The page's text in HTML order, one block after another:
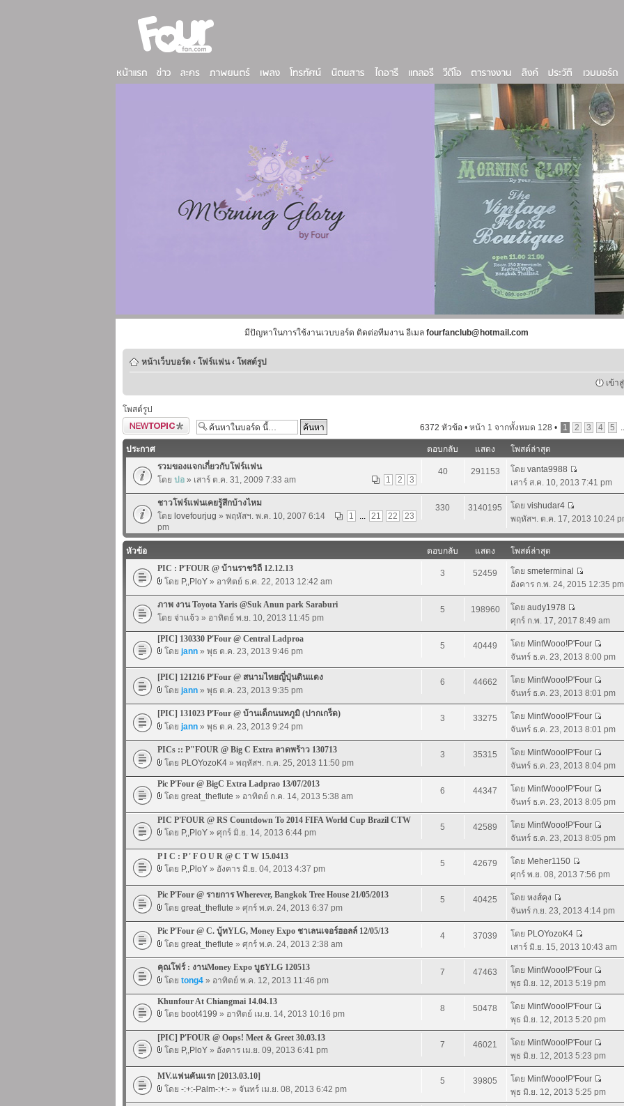
มีปัญหาในการใช้งานเวบบอร์ด ติดต่อทีมงาน อีเมล fourfanclub@hotmail.com
หน้าเว็บบอร์ด ‹ โฟร์แฟน ‹ โพสต์รูป
เข้า
โพสต์รูป
ตั้งกระทู้ใหม่
6372 หัวข้อ • หน้า 1 จากทั้งหมด 128 • 1 2 3 4 5
ประกาศ ตอบกลับ แสดง
โพสต์ล่าสุด
รวมของแจกเกี่ยวกับโฟร์แฟน
1
2 3
โดย ปอ » เสาร์ ต.ค. 31, 2009 7:33 am
40 291153 โดย vanta9988
เสาร์ ส.ค. 10, 2013 7:41 pm
ชาวโฟร์แฟนเคยรู้สึกบ้างไหม
1
... 21 22 23
โดย lovefourjug » พฤหัสฯ. พ.ค. 10, 2007 6:14
pm
330 3140195 โดย vishudar4
พฤหัสฯ. ต.ค. 17, 2013 10:24
หัวข้อ ตอบกลับ แสดง
โพสต์ล่าสุด
PIC : P'FOUR @ บ้านราชวิถี 12.12.13
โดย P,,PloY » อาทิตย์ ธ.ค. 22, 2013 12:42 am
3 52459 โดย smeterminal
อังคาร ก.พ. 24, 2015 12:35 pm
ภาพ งาน Toyota Yaris @Suk Anun park Saraburi
โดย จ่าเเจ้ว » อาทิตย์ พ.ย. 10, 2013 11:45 pm
5 198960 โดย audy1978
ศุกร์ ก.พ. 17, 2017 8:49 am
[PIC] 130330 P'Four @ Central Ladproa
โดย jann » พุธ ต.ค. 23, 2013 9:46 pm
5 40449 โดย MintWooo!P'Four
จันทร์ ธ.ค. 23, 2013 8:00 pm
[PIC] 121216 P'Four @ สนามไทยญี่ปุ่นดินแดง
โดย jann » พุธ ต.ค. 23, 2013 9:35 pm
6 44662 โดย MintWooo!P'Four
จันทร์ ธ.ค. 23, 2013 8:01 pm
[PIC] 131023 P'Four @ บ้านเด็กนนทภูมิ (ปากเกร็ด)
โดย jann » พุธ ต.ค. 23, 2013 9:24 pm
3 33275 โดย MintWooo!P'Four
จันทร์ ธ.ค. 23, 2013 8:01 pm
PICs :: P"FOUR @ Big C Extra ลาดพร้าว 130713
โดย PLOYozoK4 » พฤหัสฯ. ก.ค. 25, 2013 11:50 pm
3 35315 โดย MintWooo!P'Four
จันทร์ ธ.ค. 23, 2013 8:04 pm
Pic P'Four @ BigC Extra Ladprao 13/07/2013
โดย great_theflute » อาทิตย์ ก.ค. 14, 2013 5:38 am
6 44347 โดย MintWooo!P'Four
จันทร์ ธ.ค. 23, 2013 8:05 pm
PIC P'FOUR @ RS Countdown To 2014 FIFA World Cup Brazil CTW
โดย P,,PloY » ศุกร์ มิ.ย. 14, 2013 6:44 pm
5 42589 โดย MintWooo!P'Four
จันทร์ ธ.ค. 23, 2013 8:05 pm
P I C : P ' F O U R @ C T W 15.0413
โดย P,,PloY » อังคาร มิ.ย. 04, 2013 4:37 pm
5 42679 โดย Meher1150
ศุกร์ พ.ย. 08, 2013 7:56 pm
Pic P'Four @ รายการ Wherever, Bangkok Tree House 21/05/2013
โดย great_theflute » ศุกร์ พ.ค. 24, 2013 6:37 pm
5 40425 โดย หงส์คุง
จันทร์ ก.ย. 23, 2013 4:14 pm
Pic P'Four @ C. บู้ทYLG, Money Expo ชาเลนเจอร์ฮอลล์ 12/05/13
โดย great_theflute » ศุกร์ พ.ค. 24, 2013 2:38 am
4 37039 โดย PLOYozoK4
เสาร์ มิ.ย. 15, 2013 10:43 am
คุณโฟร์ : งานMoney Expo บูธYLG 120513
โดย tong4 » อาทิตย์ พ.ค. 12, 2013 11:46 pm
7 47463 โดย MintWooo!P'Four
พุธ มิ.ย. 12, 2013 5:19 pm
Khunfour At Chiangmai 14.04.13
โดย boot4199 » อาทิตย์ เม.ย. 14, 2013 10:16 pm
8 50478 โดย MintWooo!P'Four
พุธ มิ.ย. 12, 2013 5:20 pm
[PIC] P'FOUR @ Oops! Meet & Greet 30.03.13
โดย P,,PloY » อังคาร เม.ย. 09, 2013 6:41 pm
7 46021 โดย MintWooo!P'Four
พุธ มิ.ย. 12, 2013 5:23 pm
MV.แฟนคันแรก [2013.03.10]
โดย -:+:-Palm-:+:- » จันทร์ เม.ย. 08, 2013 6:42 pm
5 39805 โดย MintWooo!P'Four
พุธ มิ.ย. 12, 2013 5:25 pm